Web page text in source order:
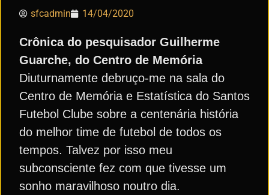
sfcadmin 14/04/2020
Crônica do pesquisador Guilherme
Guarche, do Centro de Memória
Diuturnamente debruço-me na sala do
Centro de Memória e Estatística do Santos
Futebol Clube sobre a centenária história
do melhor time de futebol de todos os
tempos. Talvez por isso meu
subconsciente fez com que tivesse um
sonho maravilhoso noutro dia.